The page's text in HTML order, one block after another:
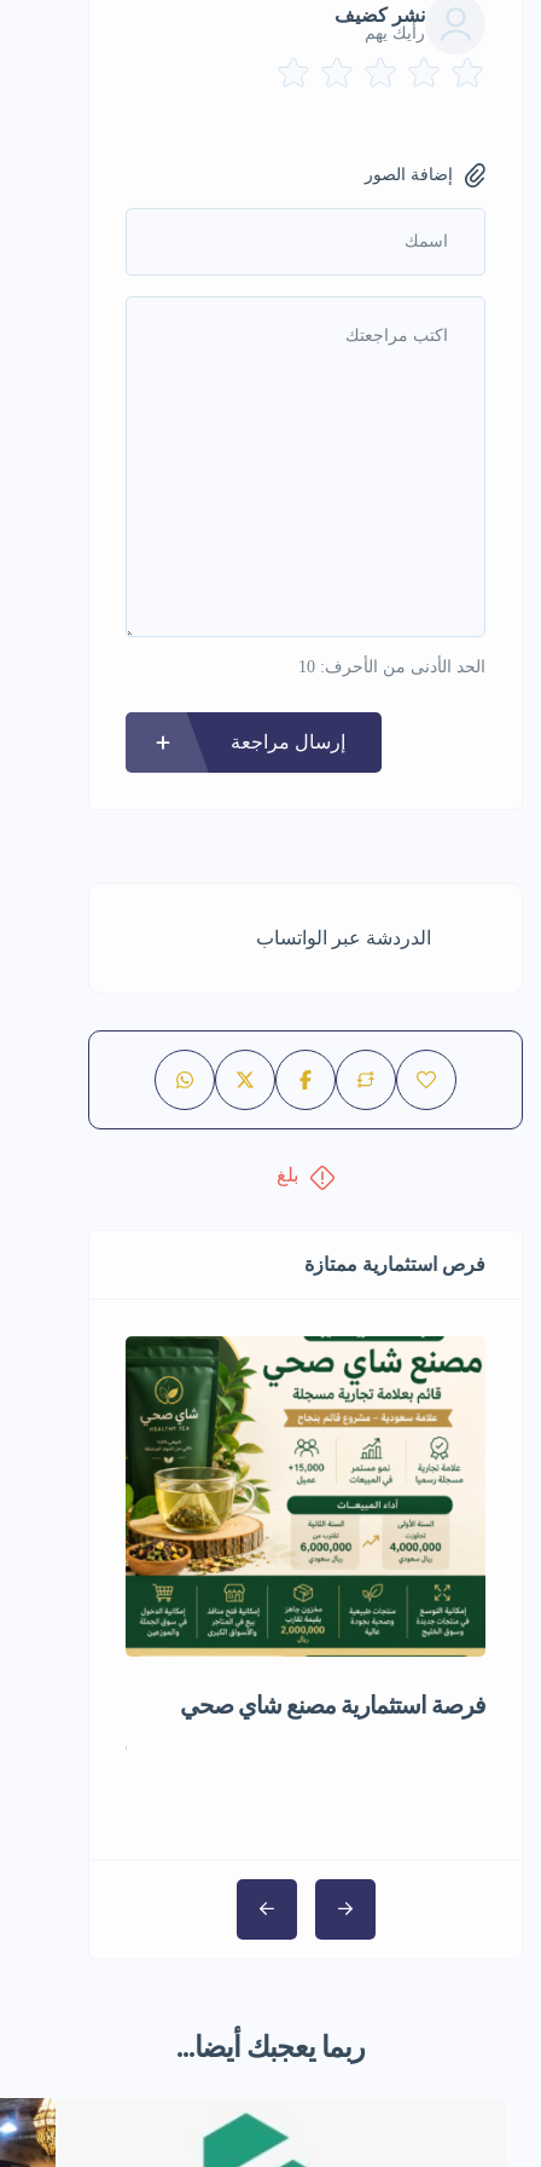
نشر كضيف
رأيك يهم
إضافة الصور
الحد الأدنى من الأحرف: 10
إرسال مراجعة
الدردشة عبر الواتساب
بلغ
فرص استثمارية ممتازة
فرصة استثمارية مصنع شاي صحي
ربما يعجبك أيضا...